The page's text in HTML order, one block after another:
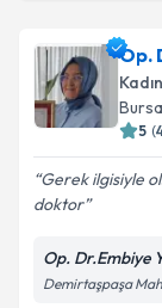
Op.
Bursa
5 (
Gerek ilgisiyle
doktor
Op. Dr.Embiye
Demirtaşpaşa